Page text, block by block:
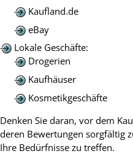
Kaufland.de
eBay
Lokale Geschäfte:
Drogerien
Kaufhäuser
Kosmetikgeschäfte
Denken Sie daran, vor dem
deren Bewertungen sorgfältig
Ihre Bedürfnisse zu treffen.